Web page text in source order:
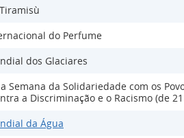
do Perfume
dos Glaciares
Semana da Solidariedade com os
a Discriminação e o Racismo (de
da Água